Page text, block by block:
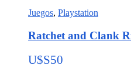
Juegos, Playstation
Ratchet and Clank
U$S50